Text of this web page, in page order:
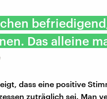
Das alleine
dass eine positive
zuträglich sei. Man